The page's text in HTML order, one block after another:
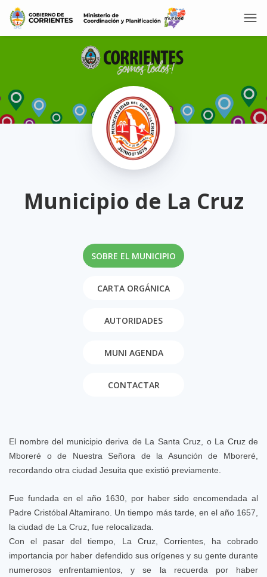
Municipio de La Cruz
SOBRE EL MUNICIPIO
CARTA ORGÁNICA
AUTORIDADES
MUNI AGENDA
CONTACTAR
El nombre del municipio deriva de La Santa Cruz, o La Cruz de
Mboreré o de Nuestra Señora de la Asunción de Mboreré,
recordando otra ciudad Jesuita que existió previamente.
Fue fundada en el año 1630, por haber sido encomendada al
Padre Cristóbal Altamirano. Un tiempo más tarde, en el año 1657,
la ciudad de La Cruz, fue relocalizada.
Con el pasar del tiempo, La Cruz, Corrientes, ha cobrado
importancia por haber defendido sus orígenes y su gente durante
numerosos enfrentamientos, y se la recuerda por haber